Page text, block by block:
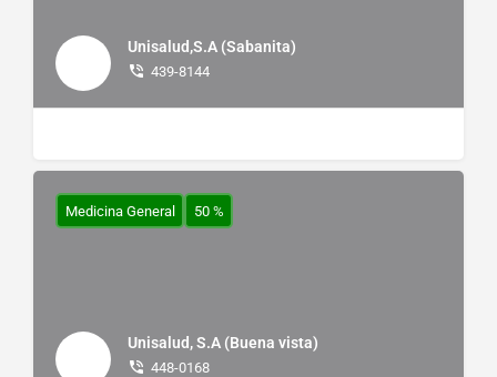
Unisalud,S.A (Sabanita)
439-8144
Unisalud, S.A (Buena vista)
448-0168
Medicina General 50 %